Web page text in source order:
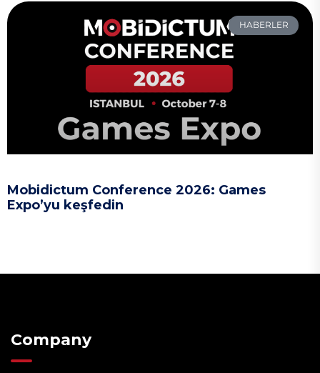
HABERLER
Mobidictum Conference 2026: Games
Expo’yu keşfedin
Company